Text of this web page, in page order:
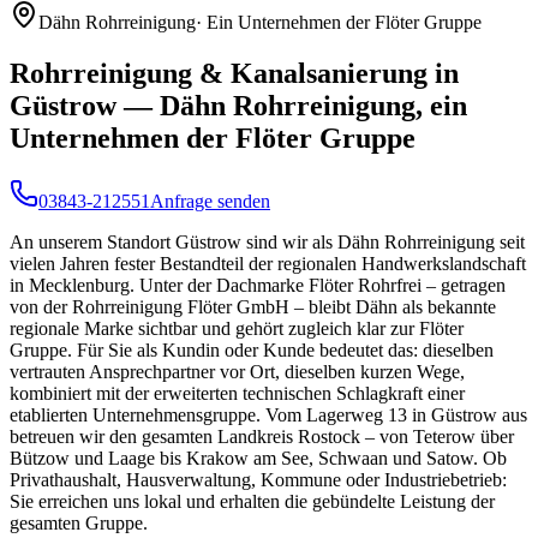
Dähn Rohrreinigung· Ein Unternehmen der Flöter Gruppe
Rohrreinigung & Kanalsanierung in
Güstrow — Dähn Rohrreinigung, ein
Unternehmen der Flöter Gruppe
03843-212551 Anfrage senden
An unserem Standort Güstrow sind wir als Dähn Rohrreinigung seit
vielen Jahren fester Bestandteil der regionalen Handwerkslandschaft
in Mecklenburg. Unter der Dachmarke Flöter Rohrfrei – getragen
von der Rohrreinigung Flöter GmbH – bleibt Dähn als bekannte
regionale Marke sichtbar und gehört zugleich klar zur Flöter
Gruppe. Für Sie als Kundin oder Kunde bedeutet das: dieselben
vertrauten Ansprechpartner vor Ort, dieselben kurzen Wege,
kombiniert mit der erweiterten technischen Schlagkraft einer
etablierten Unternehmensgruppe. Vom Lagerweg 13 in Güstrow aus
betreuen wir den gesamten Landkreis Rostock – von Teterow über
Bützow und Laage bis Krakow am See, Schwaan und Satow. Ob
Privathaushalt, Hausverwaltung, Kommune oder Industriebetrieb:
Sie erreichen uns lokal und erhalten die gebündelte Leistung der
gesamten Gruppe.